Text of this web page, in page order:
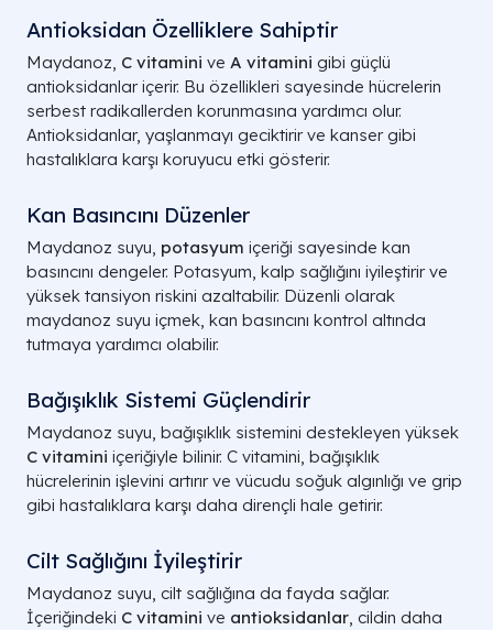
Antioksidan Özelliklere Sahiptir
Maydanoz, C vitamini ve A vitamini gibi güçlü
antioksidanlar içerir. Bu özellikleri sayesinde hücrelerin
serbest radikallerden korunmasına yardımcı olur.
Antioksidanlar, yaşlanmayı geciktirir ve kanser gibi
hastalıklara karşı koruyucu etki gösterir.
Kan Basıncını Düzenler
Maydanoz suyu, potasyum içeriği sayesinde kan
basıncını dengeler. Potasyum, kalp sağlığını iyileştirir ve
yüksek tansiyon riskini azaltabilir. Düzenli olarak
maydanoz suyu içmek, kan basıncını kontrol altında
tutmaya yardımcı olabilir.
Bağışıklık Sistemi Güçlendirir
Maydanoz suyu, bağışıklık sistemini destekleyen yüksek
C vitamini içeriğiyle bilinir. C vitamini, bağışıklık
hücrelerinin işlevini artırır ve vücudu soğuk algınlığı ve grip
gibi hastalıklara karşı daha dirençli hale getirir.
Cilt Sağlığını İyileştirir
Maydanoz suyu, cilt sağlığına da fayda sağlar.
İçeriğindeki C vitamini ve antioksidanlar, cildin daha